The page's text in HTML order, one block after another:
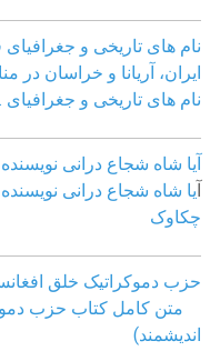
نام های تاریخی و
ایران، آریانا و خراسان در
نام های تاریخی و جغرافیای
آیا شاه شجاع درانی نویسنده
آیا شاه شجاع درانی نویسنده
چکاوک
حزب دموکراتیک خلق
متن کامل کتاب حزب
اندیشمند)